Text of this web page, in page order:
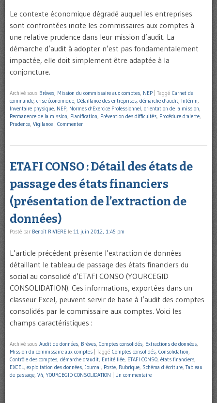
Le contexte économique dégradé auquel les entreprises
sont confrontées incite les commissaires aux comptes à
une relative prudence dans leur mission d’audit. La
démarche d’audit à adopter n’est pas fondamentalement
impactée, elle doit simplement être adaptée à la
conjoncture.
Archivé sous Brèves, Mission du commissaire aux comptes, NEP Taggé Carnet de
commande, crise économique, Défaillance des entreprises, démarche d'audit, Intérim,
Inventaire physique, NEP, Normes d'Exercice Professionnel, orientation de la mission,
Permanence de la mission, Planification, Prévention des difficultés, Procédure d'alerte,
Prudence, Vigilance Commenter
ETAFI CONSO : Détail des états de
passage des états financiers
(présentation de l’extraction de
données)
Posté par Benoît RIVIERE le 11 juin 2012, 1:45 pm
L’article précédent présente l’extraction de données
détaillant le tableau de passage des états financiers du
social au consolidé d’ETAFI CONSO (YOURCEGID
CONSOLIDATION). Ces informations, exportées dans un
classeur Excel, peuvent servir de base à l’audit des comptes
consolidés par le commissaire aux comptes. Voici les
champs caractéristiques :
Archivé sous Audit de données, Brèves, Comptes consolidés, Extractions de données,
Mission du commissaire aux comptes
Taggé Comptes consolidés, Consolidation,
Contrôle des comptes, démarche d'audit, Entité liée, ETAFI CONSO, états financiers,
EXCEL, exploitation des données, Journal, Poste, Rubrique, Schéma d'écriture, Tableau
de passage, V4,YOURCEGID CONSOLIDATION Un commentaire